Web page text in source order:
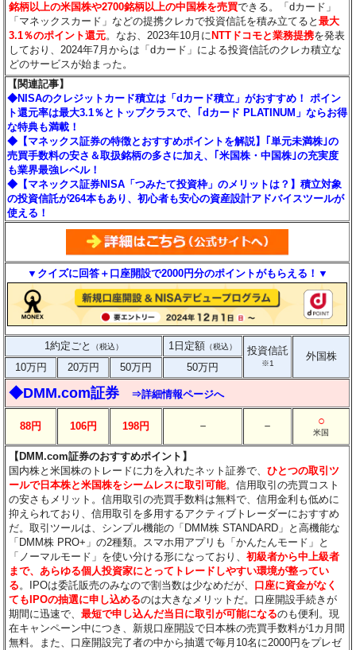
銘柄以上の米国株や2700銘柄以上の中国株を売買できる。「dカード」
「マネックスカード」などの提携クレカで投資信託を積み立てると最大
3.1％のポイント還元。なお、2023年10月に NTTドコモと業務提携を発表
しており、2024年7月からは「dカード」による投資信託のクレカ積立な
どのサービスが始まった。
【関連記事】
◆NISAのクレジットカード積立は「dカード積立」がおすすめ！ ポイン
ト還元率は最大3.1％とトップクラスで、｢dカード PLATINUM」ならお得
な特典も満載！
◆【マネックス証券の特徴とおすすめポイントを解説】｢単元未満株｣の
売買手数料の安さ＆取扱銘柄の多さに加え、｢米国株・中国株｣の充実度
も業界最強レベル！
◆【マネックス証券NISA「つみたて投資枠」のメリットは？】積立対象
の投資信託が264本もあり、初心者も安心の資産設計アドバイスツールが
使える！
▼クイズに回答＋口座開設で2000円分のポイントがもらえる！▼
1約定ごと （税込） 1日定額 （税込） 投資信託
※1
外国株
10万円
20万円 50万円 50万円
◆DMM.com証券 ⇒詳細情報ページへ
88円 106円 198円 － － ○
米国
【DMM.com証券のおすすめポイント】
国内株と米国株のトレードに力を入れたネット証券で、ひとつの取引ツ
ールで日本株と米国株をシームレスに取引可能。信用取引の売買コスト
の安さもメリット。信用取引の売買手数料は無料で、信用金利も低めに
抑えられており、信用取引を多用するアクティブトレーダーにおすすめ
だ。取引ツールは、シンプル機能の「DMM株 STANDARD」と高機能な
「DMM株 PRO+」の2種類。スマホ用アプリも「かんたんモード」と
「ノーマルモード」を使い分ける形になっており、初級者から中上級者
まで、あらゆる個人投資家にとってトレードしやすい環境が整ってい
る。IPOは委託販売のみなので割当数は少なめだが、 口座に資金がなく
てもIPOの抽選に申し込めるのは大きなメリットだ。口座開設手続きが
期間に迅速で、最短で申し込んだ当日に取引が可能になるのも便利。現
在キャンペーン中につき、新規口座開設で日本株の売買手数料が1カ月間
無料。また、口座開設完了者の中から抽選で毎月10名に2000円をプレゼ